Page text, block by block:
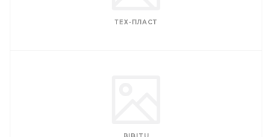
ТЕХ-ПЛАСТ